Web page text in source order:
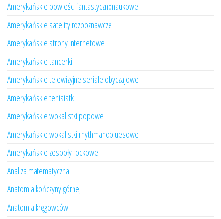
Amerykańskie powieści fantastycznonaukowe
Amerykańskie satelity rozpoznawcze
Amerykańskie strony internetowe
Amerykańskie tancerki
Amerykańskie telewizyjne seriale obyczajowe
Amerykańskie tenisistki
Amerykańskie wokalistki popowe
Amerykańskie wokalistki rhythmandbluesowe
Amerykańskie zespoły rockowe
Analiza matematyczna
Anatomia kończyny górnej
Anatomia kręgowców